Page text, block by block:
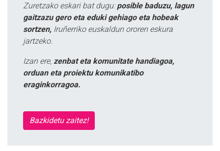
Zuretzako eskari bat dugu: posible baduzu, lagun
gaitzazu gero eta eduki gehiago eta hobeak
sortzen, Iruñerriko euskaldun ororen eskura
jartzeko.
Izan ere, zenbat eta komunitate handiagoa,
orduan eta proiektu komunikatibo
eraginkorragoa.
Bazkidetu zaitez!